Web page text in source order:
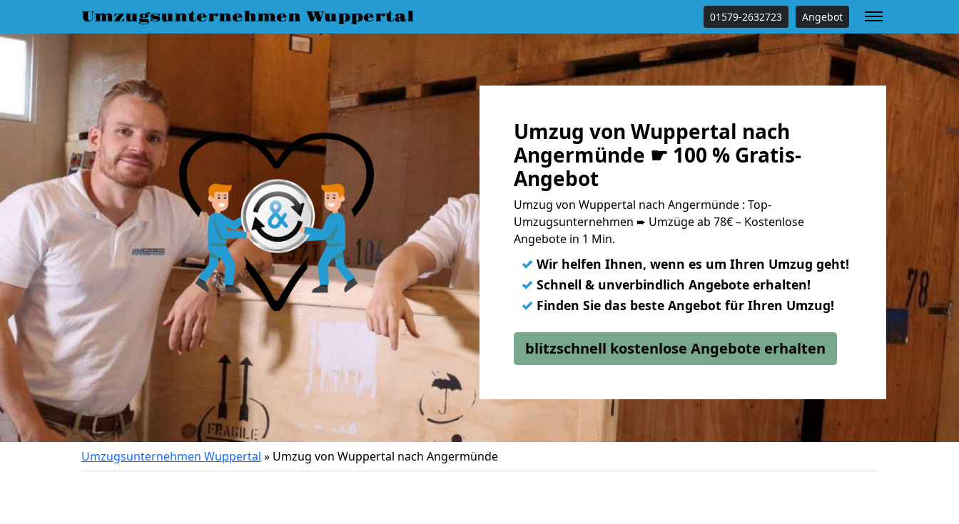
Umzugsunternehmen Wuppertal 01579-2632723 Angebot
Umzug von Wuppertal nach
Angermünde ☛ 100 % Gratis-
Angebot
Umzug von Wuppertal nach Angermünde : Top-
Umzugsunternehmen ➨ Umzüge ab 78€ – Kostenlose
Angebote in 1 Min.
✓ Wir helfen Ihnen, wenn es um Ihren Umzug geht!
✓ Schnell & unverbindlich Angebote erhalten!
✓ Finden Sie das beste Angebot für Ihren Umzug!
blitzschnell kostenlose Angebote erhalten
Umzugsunternehmen Wuppertal » Umzug von Wuppertal nach Angermünde